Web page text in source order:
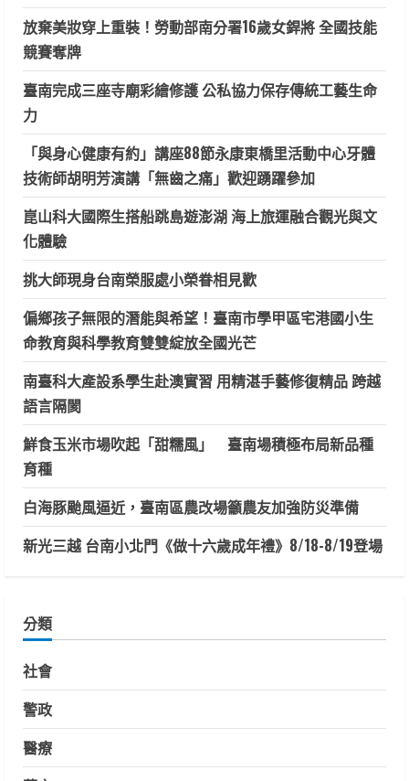
放棄美妝穿上重裝！勞動部南分署16歲女銲將 全國技能
競賽奪牌
臺南完成三座寺廟彩繪修護 公私協力保存傳統工藝生命
力
「與身心健康有約」講座88節永康東橋里活動中心牙體
技術師胡明芳演講「無齒之痛」歡迎踴躍參加
崑山科大國際生搭船跳島遊澎湖 海上旅運融合觀光與文
化體驗
挑大師現身台南榮服處小榮眷相見歡
偏鄉孩子無限的潛能與希望！臺南市學甲區宅港國小生
命教育與科學教育雙雙綻放全國光芒
南臺科大產設系學生赴澳實習 用精湛手藝修復精品 跨越
語言隔閡
鮮食玉米市場吹起「甜糯風」 臺南場積極布局新品種
育種
白海豚颱風逼近，臺南區農改場籲農友加強防災準備
新光三越 台南小北門《做十六歲成年禮》8/18-8/19登場
分類
社會
警政
醫療